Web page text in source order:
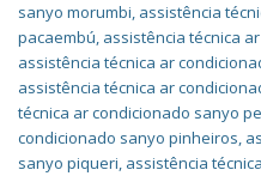
sanyo morumbi, assistência
pacaembú, assistência técnica
assistência técnica ar
assistência técnica ar
técnica ar condicionado sanyo
condicionado sanyo pinheiros,
sanyo piqueri, assistência